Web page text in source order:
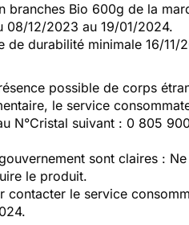
branches Bio 600g de la
08/12/2023 au 19/01/2024.
de durabilité minimale 16/11/
possible de corps
le service
N°Cristal suivant : 0 805
sont claires :
le produit.
le service